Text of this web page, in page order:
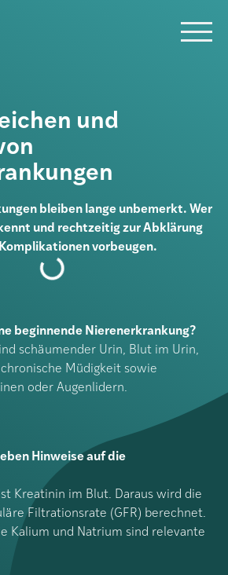
und
bleiben lange unbemerkt. Wer
und rechtzeitig zur Abklärung
vorbeugen.
beginnende Nierenerkrankung?
schäumender Urin, Blut im Urin,
Müdigkeit sowie
oder Augenlidern.
Hinweise auf die
Kreatinin im Blut. Daraus wird die
Filtrationsrate (GFR) berechnet.
Kalium und Natrium sind relevante